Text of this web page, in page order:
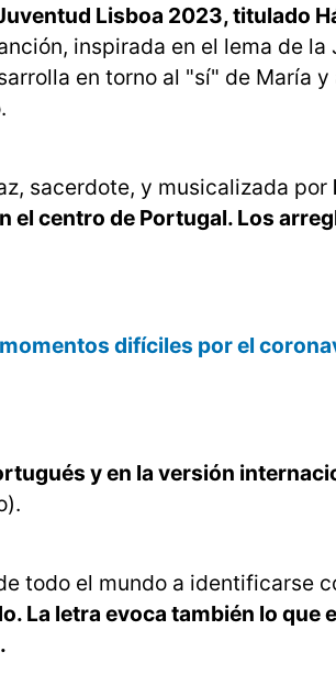
Lisboa 2023, titulado
inspirada en el lema de
en torno al "sí" de María
sacerdote, y musicalizada por
el centro de Portugal. Los
difíciles por el
y en la versión
todo el mundo a identificarse
La letra evoca también lo que